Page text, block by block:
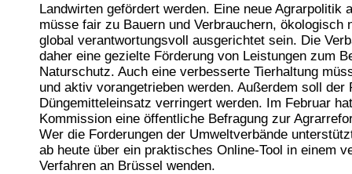
Landwirten gefördert werden. Eine neue Agrarpolitik
müsse fair zu Bauern und Verbrauchern, ökologisch
global verantwortungsvoll ausgerichtet sein. Die
daher eine gezielte Förderung von Leistungen zum
Naturschutz. Auch eine verbesserte Tierhaltung
und aktiv vorangetrieben werden. Außerdem soll der
Düngemitteleinsatz verringert werden. Im Februar
Kommission eine öffentliche Befragung zur
Wer die Forderungen der Umweltverbände
ab heute über ein praktisches Online-Tool in einem
Verfahren an Brüssel wenden.